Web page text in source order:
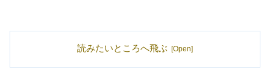
読みたいところへ飛ぶ